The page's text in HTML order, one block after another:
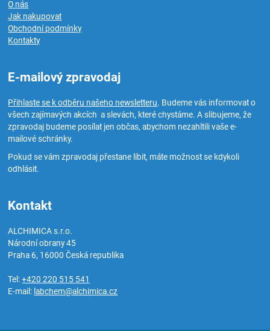
O nás
Jak nakupovat
Obchodní podmínky
Kontakty
E-mailový zpravodaj
Přihlaste se k odběru našeho newsletteru. Budeme vás informovat o
všech zajímavých akcích a slevách, které chystáme. A slibujeme, že
zpravodaj budeme posílat jen občas, abychom nezahltili vaše e-
mailové schránky.
Pokud se vám zpravodaj přestane líbit, máte možnost se kdykoli
odhlásit.
Kontakt
ALCHIMICA s.r.o.
Národní obrany 45
Praha 6, 16000Česká republika
Tel:+420 220 515 541
E-mail: labchem@alchimica.cz